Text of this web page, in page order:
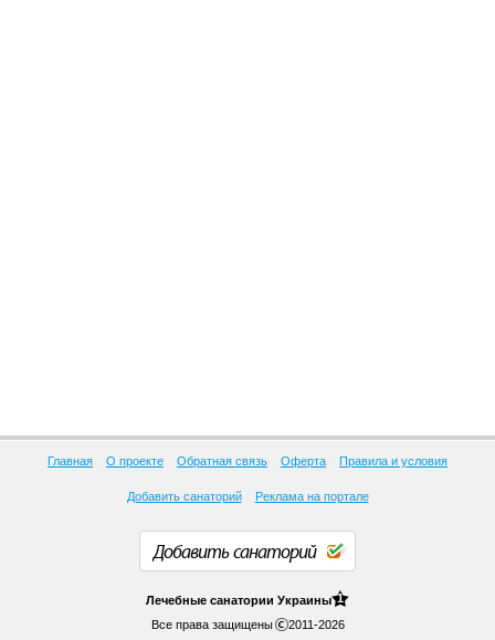
Главная О проекте Обратная связь Оферта Правила и условия
Добавить санаторий Реклама на портале
Лечебные санатории Украины 1
Все права защищены
2011-2026
Добавить санаторий